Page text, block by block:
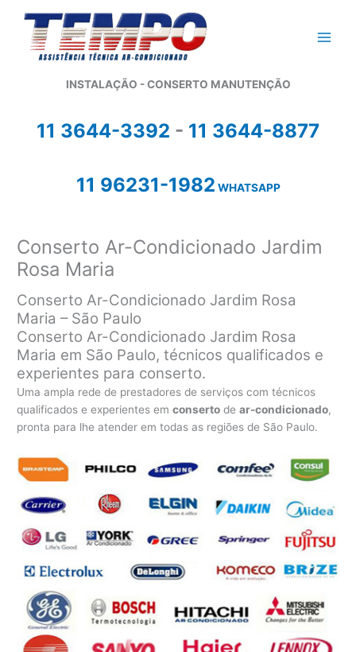
conteúdo
INSTALAÇÃO - CONSERTO MANUTENÇÃO
11 3644-3392 - 11 3644-8877
11 96231-1982 WHATSAPP
Conserto Ar-Condicionado Jardim
Rosa Maria
Conserto Ar-Condicionado Jardim Rosa
Maria – São Paulo
Conserto Ar-Condicionado Jardim Rosa
Maria em São Paulo, técnicos qualificados e
experientes para conserto.
Uma ampla rede de prestadores de serviços com técnicos
qualificados e experientes emconserto dear-condicionado,
pronta para lhe atender em todas as regiões de São Paulo.